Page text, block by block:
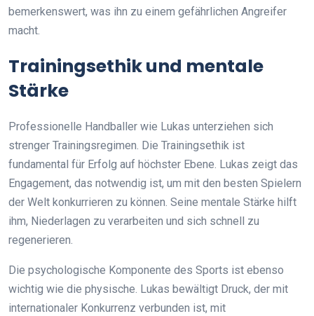
bemerkenswert, was ihn zu einem gefährlichen Angreifer
macht.
Trainingsethik und mentale
Stärke
Professionelle Handballer wie Lukas unterziehen sich
strenger Trainingsregimen. Die Trainingsethik ist
fundamental für Erfolg auf höchster Ebene. Lukas zeigt das
Engagement, das notwendig ist, um mit den besten Spielern
der Welt konkurrieren zu können. Seine mentale Stärke hilft
ihm, Niederlagen zu verarbeiten und sich schnell zu
regenerieren.
Die psychologische Komponente des Sports ist ebenso
wichtig wie die physische. Lukas bewältigt Druck, der mit
internationaler Konkurrenz verbunden ist, mit